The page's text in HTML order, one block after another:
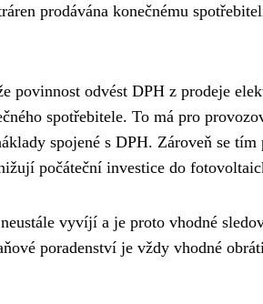
prodávána konečnému
povinnost odvést DPH z prodeje
spotřebitele. To má pro
spojené s DPH. Zároveň se
počáteční investice do
vyvíjí a je proto vhodné
poradenství je vždy vhodné